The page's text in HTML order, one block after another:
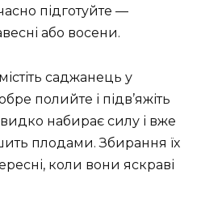
підготуйте —
або восени.
саджанець у
полийте і підв’яжіть
набирає силу і вже
плодами. Збирання їх
коли вони яскраві